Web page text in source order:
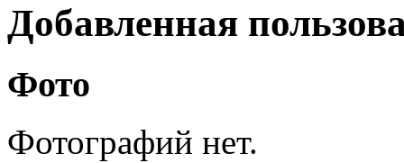
Добавленная
Фото
Фотографий нет.